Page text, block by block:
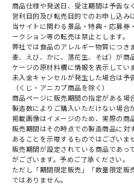
商品仕様や発送日、受注期間は予告な
営利目的及び転売目的でのお申し込み
当サイトに関わる景品・特典・応募券
ークション等の転売は禁止とします。
弊社では食品のアレルギー物質につき
麦、えび、かに、落花生、そば）が商
ケージの原材料欄に情報を表示していま
未入金キャンセルが発生した場合は予
（くじ・アニカプ商品を除く）
商品ページに販売期間の指定がある場
製造数によりご購入いただけない場合
掲載画像はイメージのため、実際の商
販売期間はその時点での製造商品に対
あることを示唆するものではございま
販売期間が設定されている商品であっ
がございます。予めご了承ください。
ただし「期間限定販売」「数量限定販
ではありません。